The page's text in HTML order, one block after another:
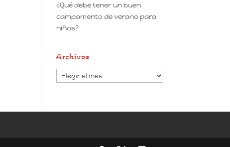
¿Qué debe tener un buen
campamento de verano para
niños?
Archivos
Archivos